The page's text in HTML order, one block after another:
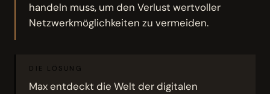
handeln muss, um den Verlust wertvoller
Netzwerkmöglichkeiten zu vermeiden.
DIE LÖSUNG
Max entdeckt die Welt der digitalen